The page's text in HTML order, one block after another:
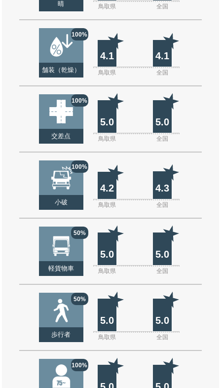
晴 鳥取県 全国
100%
舗装（乾燥）
4.1 4.1
鳥取県 全国
100%
交差点
5.0 5.0
鳥取県 全国
100%
小破
4.2 4.3
鳥取県 全国
50%
軽貨物車
5.0 5.0
鳥取県 全国
50%
歩行者
5.0 5.0
鳥取県 全国
100%